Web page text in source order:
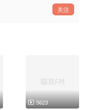
关注
5623